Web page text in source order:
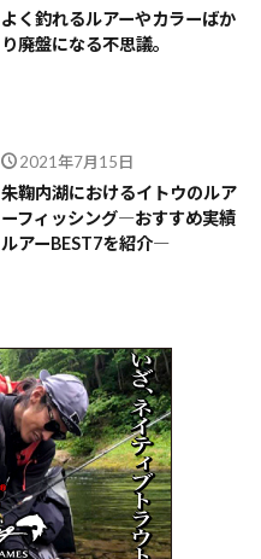
よく釣れるルアーやカラーばか
り廃盤になる不思議。
2021年7月15日
朱鞠内湖におけるイトウのルア
ーフィッシング―おすすめ実績
ルアーBEST7を紹介―